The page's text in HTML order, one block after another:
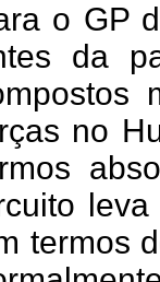
o GP
da
no
termos